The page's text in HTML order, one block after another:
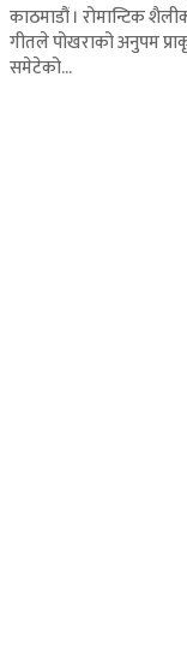
काठमाडौं । रोमान्टिक
गीतले पोखराको अनुपम
समेटेको...